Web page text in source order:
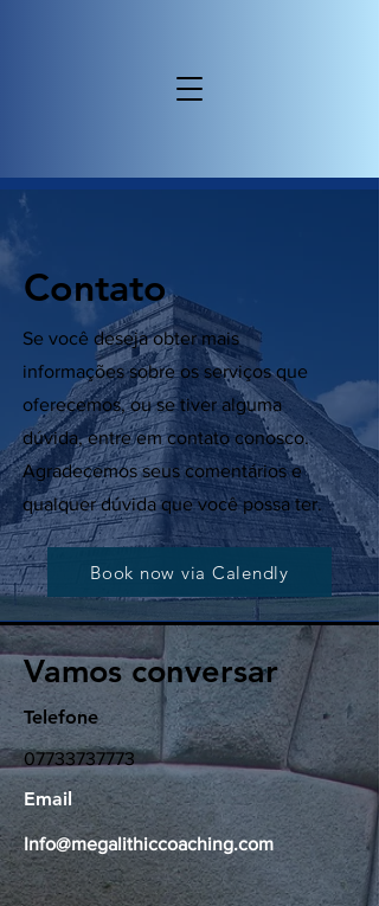
Contato
Se você deseja obter mais
informações sobre os serviços que
oferecemos, ou se tiver alguma
dúvida, entre em contato conosco.
Agradecemos seus comentários e
qualquer dúvida que você possa ter.
Book now via Calendly
Vamos conversar
Telefone
07733737773
Email
Info@megalithiccoaching.com